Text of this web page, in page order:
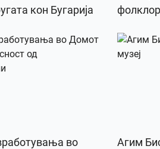
кон Бугарија
во
Агим